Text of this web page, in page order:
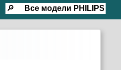
🔎 Все модели PHILIPS